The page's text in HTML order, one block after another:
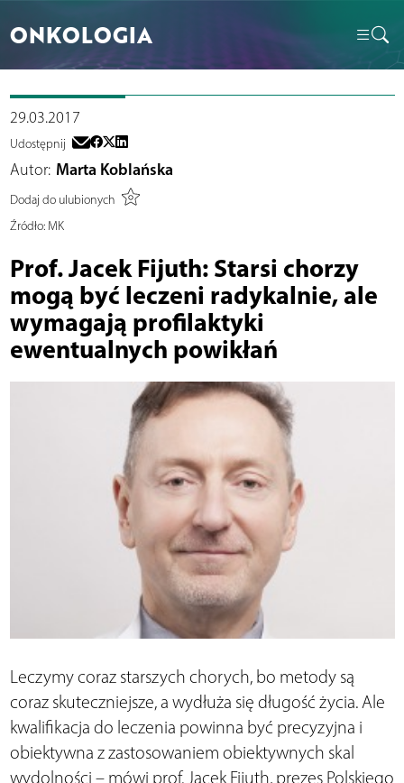
ONKOLOGIA
29.03.2017
Udostępnij
Autor: Marta Koblańska
Dodaj do ulubionych
Źródło:MK
Prof. Jacek Fijuth: Starsi chorzy
mogą być leczeni radykalnie, ale
wymagają profilaktyki
ewentualnych powikłań
Leczymy coraz starszych chorych, bo metody są
coraz skuteczniejsze, a wydłuża się długość życia. Ale
kwalifikacja do leczenia powinna być precyzyjna i
obiektywna z zastosowaniem obiektywnych skal
wydolności – mówi prof. Jacek Fijuth, prezes Polskiego